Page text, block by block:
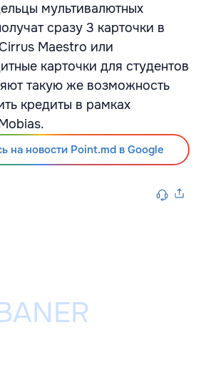
мультивалютных
сразу 3 карточки в
Maestro или
карточки для студентов
такую же возможность
кредиты в рамках
на новости Point.md в Google